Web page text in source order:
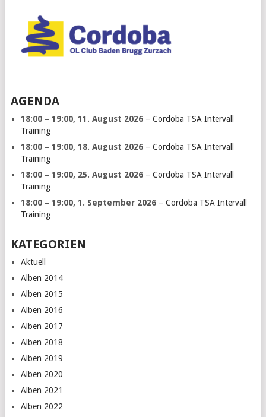
AGENDA
18:00 – 19:00, 11. August 2026– Cordoba TSA Intervall
Training
18:00 – 19:00, 18. August 2026– Cordoba TSA Intervall
Training
18:00 – 19:00, 25. August 2026– Cordoba TSA Intervall
Training
18:00 – 19:00, 1. September 2026– Cordoba TSA Intervall
Training
KATEGORIEN
Aktuell
Alben 2014
Alben 2015
Alben 2016
Alben 2017
Alben 2018
Alben 2019
Alben 2020
Alben 2021
Alben 2022